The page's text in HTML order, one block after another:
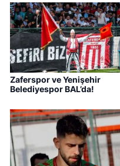
Zaferspor ve Yenişehir
Belediyespor BAL’da!